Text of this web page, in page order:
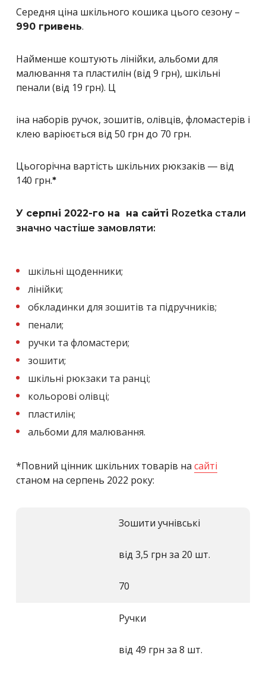
Середня ціна шкільного кошика цього сезону –
990 гривень.
Найменше коштують лінійки, альбоми для
малювання та пластилін (від 9 грн), шкільні
пенали (від 19 грн). Ц
іна наборів ручок, зошитів, олівців, фломастерів і
клею варіюється від 50 грн до 70 грн.
Цьогорічна вартість шкільних рюкзаків ― від
140 грн.*
У серпні 2022-го на на сайті Rozetka стали
значно частіше замовляти:
шкільні щоденники;
лінійки;
обкладинки для зошитів та підручників;
пенали;
ручки та фломастери;
зошити;
шкільні рюкзаки та ранці;
кольорові олівці;
пластилін;
альбоми для малювання.
*Повний цінник шкільних товарів на сайті
станом на серпень 2022 року:
Зошити учнівські
від 3,5 грн за 20 шт.
70
Ручки
від 49 грн за 8 шт.